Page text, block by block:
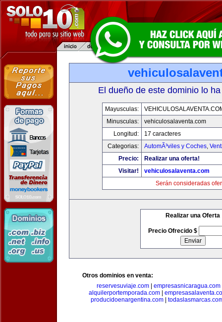
El dueño de este dominio lo
Mayusculas:
Minusculas:
vehiculosalaventa.com
Longitud:
17 caracteres
Categorias:
AutomÃ³viles y Coches,
Precio:
Realizar una oferta!
Visitar!
vehiculosalaventa.com
Serán consideradas
Realizar una Oferta
Precio Ofrecido $
Otros dominios en venta:
reservesuviaje.com| empresasnicaragua.com
alquilerportemporada.com
producidoenargentina.com|